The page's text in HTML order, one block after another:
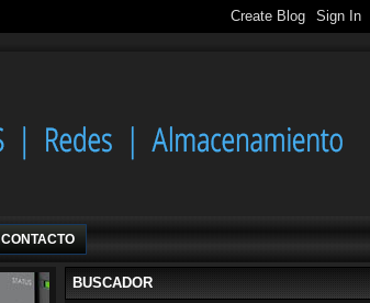
CONTACTO
BUSCADOR